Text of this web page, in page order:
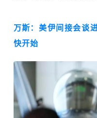
万斯：美伊间接会谈
快开始